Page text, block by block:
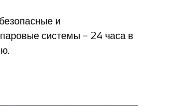
и
системы – 24 часа в